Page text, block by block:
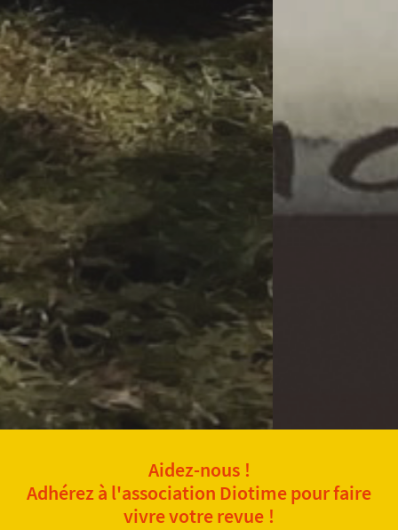
Aidez-nous !
Adhérez à l'association Diotime pour faire
vivre votre revue !